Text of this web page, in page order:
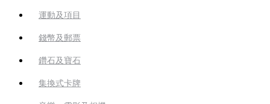
運動及項目
錢幣及郵票
鑽石及寶石
集換式卡牌